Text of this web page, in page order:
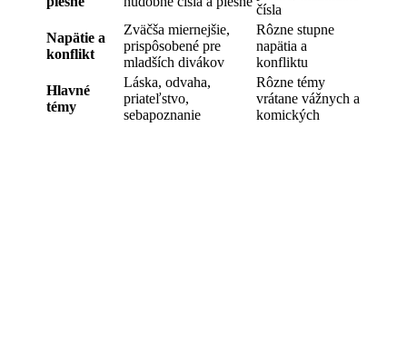
čísla
Napätie a
konflikt
Zväčša miernejšie,
prispôsobené pre
mladších divákov
Rôzne stupne
napätia a
konfliktu
Hlavné
témy
Láska, odvaha,
priateľstvo,
sebapoznanie
Rôzne témy
vrátane vážnych a
komických